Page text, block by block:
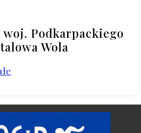
Podkarpackiego
Wola